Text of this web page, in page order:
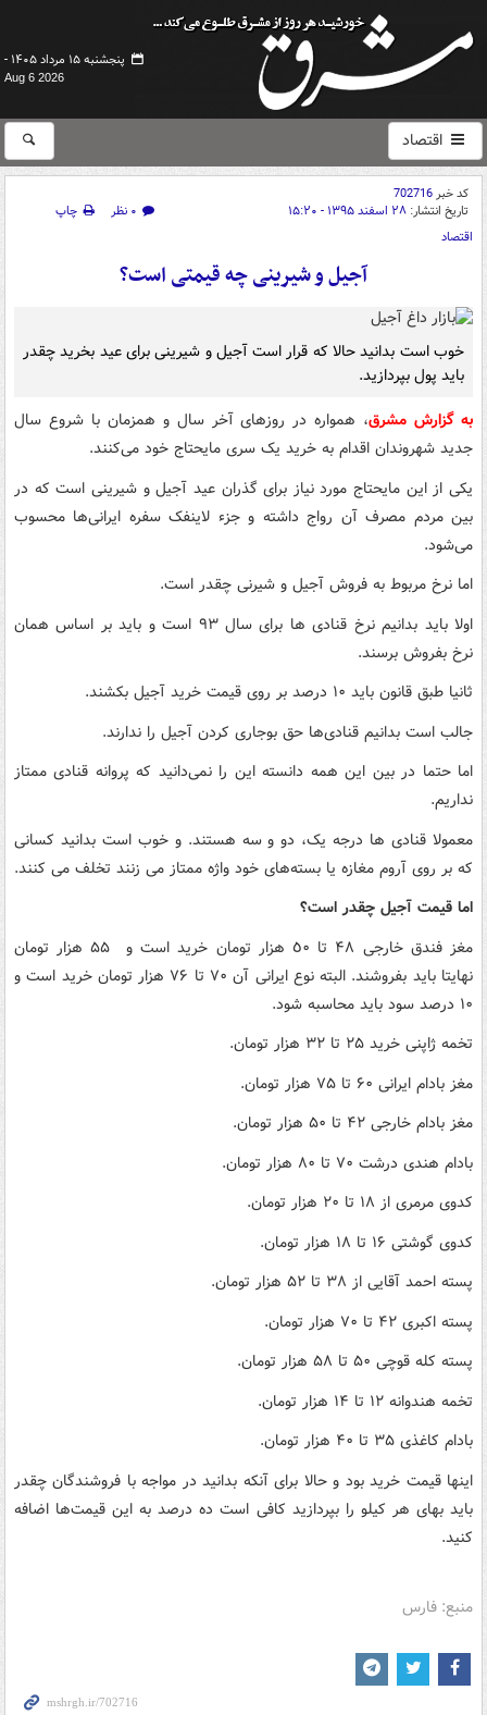
پنجشنبه ۱۵ مرداد ۱۴۰۵ -
Aug 6 2026
اقتصاد
کد خبر702716
تاریخ انتشار: ۲۸ اسفند ۱۳۹۵ - ۱۵:۲۰ ۰ نظر
چاپ
اقتصاد
آجیل و شیرینی چه قیمتی است؟
خوب است بدانید حالا که قرار است آجیل و شیرینی برای عید بخرید چقدر
باید پول بپردازید.
به گزارش مشرق، همواره در روزهای آخر سال و همزمان با شروع سال
جدید شهروندان اقدام به خرید یک سری مایحتاج خود می‌کنند.
یکی از این مایحتاج مورد نیاز برای گذران عید آجیل و شیرینی است که در
بین مردم مصرف آن رواج داشته و جزء لاینفک سفره ایرانی‌ها محسوب
می‌شود.
اما نرخ مربوط به فروش آجیل و شیرنی چقدر است.
اولا باید بدانیم نرخ قنادی ها برای سال ۹۳ است و باید بر اساس همان
نرخ بفروش برسند.
ثانیا طبق قانون باید ۱۰ درصد بر روی قیمت خرید آجیل بکشند.
جالب است بدانیم قنادی‌ها حق بوجاری کردن آجیل را ندارند.
اما حتما در بین این همه دانسته این را نمی‌دانید که پروانه قنادی ممتاز
نداریم.
معمولا قنادی ها درجه یک، دو و سه هستند. و خوب است بدانید کسانی
که بر روی آروم مغازه یا بسته‌های خود واژه ممتاز می زنند تخلف می کنند.
اما قیمت آجیل چقدر است؟
مغز فندق خارجی ۴۸ تا ٥٠ هزار تومان خرید است و ۵۵ هزار تومان
نهایتا باید بفروشند. البته نوع ایرانی آن ۷۰ تا ۷۶ هزار تومان خرید است و
۱۰ درصد سود باید محاسبه شود.
تخمه ژاپنی خرید ۲۵ تا ۳۲ هزار تومان.
مغز بادام ایرانی ۶۰ تا ۷۵ هزار تومان.
مغز بادام خارجی ۴۲ تا ۵۰ هزار تومان.
بادام هندی درشت ۷۰ تا ۸۰ هزار تومان.
کدوی مرمری از ۱۸ تا ۲۰ هزار تومان.
کدوی گوشتی ۱۶ تا ۱۸ هزار تومان.
پسته احمد آقایی از ۳۸ تا ۵۲ هزار تومان.
پسته اکبری ۴۲ تا ۷۰ هزار تومان.
پسته کله قوچی ۵۰ تا ۵۸ هزار تومان.
تخمه هندوانه ۱۲ تا ۱۴ هزار تومان.
بادام کاغذی ۳۵ تا ۴۰ هزار تومان.
اینها قیمت خرید بود و حالا برای آنکه بدانید در مواجه با فروشندگان چقدر
باید بهای هر کیلو را بپردازید کافی است ده درصد به این قیمت‌ها اضافه
کنید.
منبع: فارس